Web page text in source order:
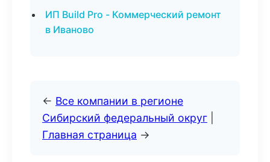
ИП Build Pro - Коммерческий ремонт
в Иваново
← Все компании в регионе
Сибирский федеральный округ
Главная страница →